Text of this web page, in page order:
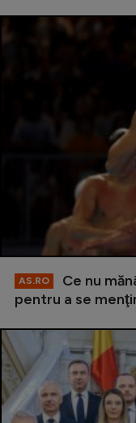
AS.RO
Ce nu
pentru a se